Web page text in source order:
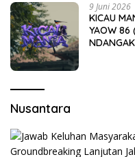
9 Juni 2026
KICAU
YAOW 86
NDANGAK
Nusantara